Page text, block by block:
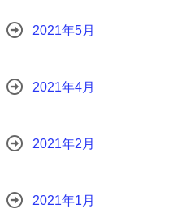
2021年5月
2021年4月
2021年2月
2021年1月